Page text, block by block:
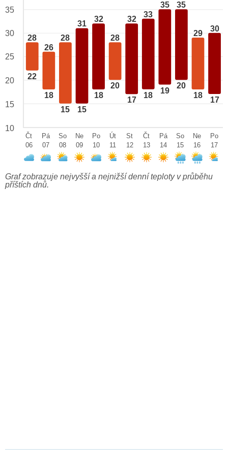
28
22
26
18
28
15
31
15
32
18
28
20
32
17
33
18
35
19
35
20
29
18
30
17
35
30
25
20
15
10
Čt
06
Pá
07
So
08
Ne
09
Po
10
Út
11
St
12
Čt
13
Pá
14
So
15
Ne
16
Po
17
Graf zobrazuje nejvyšší a nejnižší denní teploty v průběhu
příštích dnů.